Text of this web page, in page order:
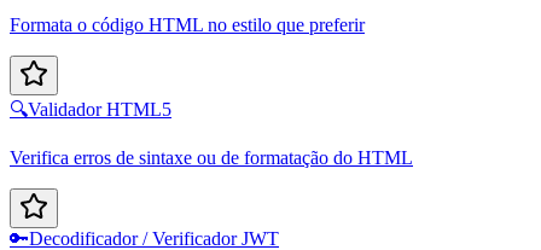
Formata o código HTML no estilo que preferir
🔍Validador HTML5
Verifica erros de sintaxe ou de formatação do HTML
🔑Decodificador / Verificador JWT